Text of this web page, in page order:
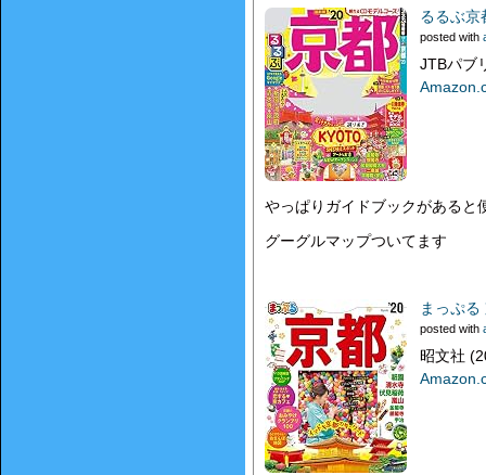
るるぶ京
posted with
JTBパブ
やっぱりガイドブックがあると
グーグルマップついてます
まっぷる
posted with
昭文社